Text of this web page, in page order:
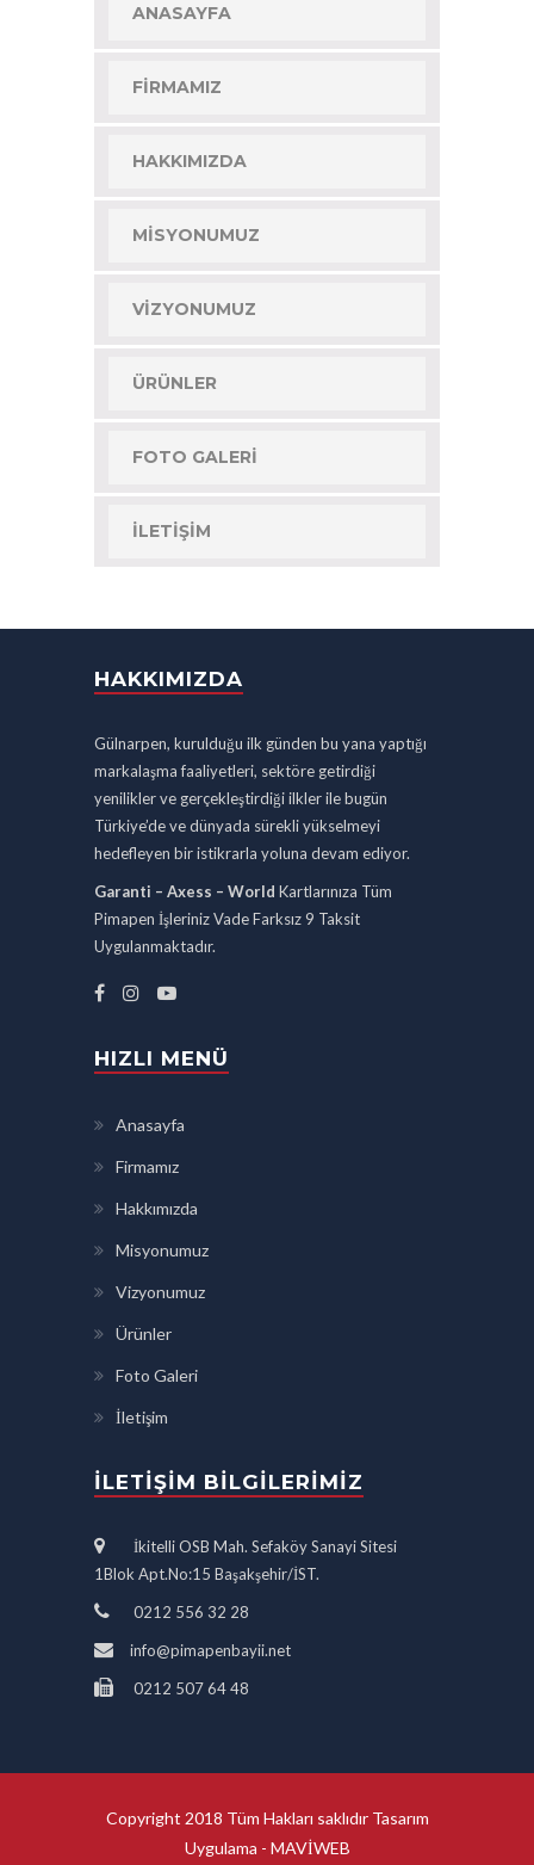
ANASAYFA
FIRMAMIZ
HAKKIMIZDA
MISYONUMUZ
VIZYONUMUZ
ÜRÜNLER
FOTO GALERI
İLETIŞIM
HAKKIMIZDA
Gülnarpen, kurulduğu ilk günden bu yana yaptığı
markalaşma faaliyetleri, sektöre getirdiği
yenilikler ve gerçekleştirdiği ilkler ile bugün
Türkiye’de ve dünyada sürekli yükselmeyi
hedefleyen bir istikrarla yoluna devam ediyor.
Garanti – Axess – World Kartlarınıza Tüm
Pimapen İşleriniz Vade Farksız 9 Taksit
Uygulanmaktadır.
HIZLI MENÜ
Anasayfa
Firmamız
Hakkımızda
Misyonumuz
Vizyonumuz
Ürünler
Foto Galeri
İletişim
İLETIŞIM BILGILERIMIZ
İkitelli OSB Mah. Sefaköy Sanayi Sitesi
1Blok Apt.No:15 Başakşehir/İST.
0212 556 32 28
info@pimapenbayii.net
0212 507 64 48
Copyright 2018 Tüm Hakları saklıdır Tasarım
Uygulama - MAVİWEB